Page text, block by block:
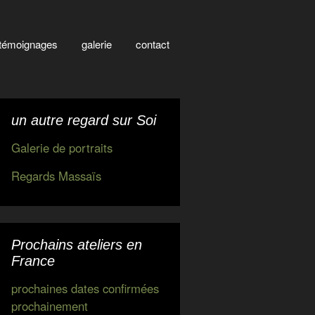
galerie contact
un autre regard sur Soi
Galerie de portraits
Regards Massaïs
Prochains ateliers en
France
prochaines dates confirmées
prochainement